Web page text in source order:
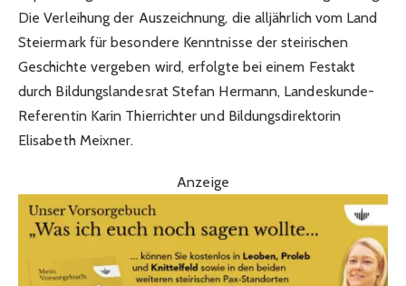
Die Verleihung der Auszeichnung, die alljährlich vom Land
Steiermark für besondere Kenntnisse der steirischen
Geschichte vergeben wird, erfolgte bei einem Festakt
durch Bildungslandesrat Stefan Hermann, Landeskunde-
Referentin Karin Thierrichter und Bildungsdirektorin
Elisabeth Meixner.
Anzeige